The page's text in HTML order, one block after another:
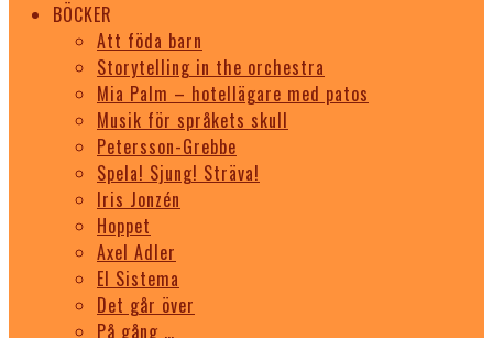
BÖCKER
Att föda barn
Storytelling in the orchestra
Mia Palm – hotellägare med patos
Musik för språkets skull
Petersson-Grebbe
Spela! Sjung! Sträva!
Iris Jonzén
Hoppet
Axel Adler
El Sistema
Det går över
På gång …